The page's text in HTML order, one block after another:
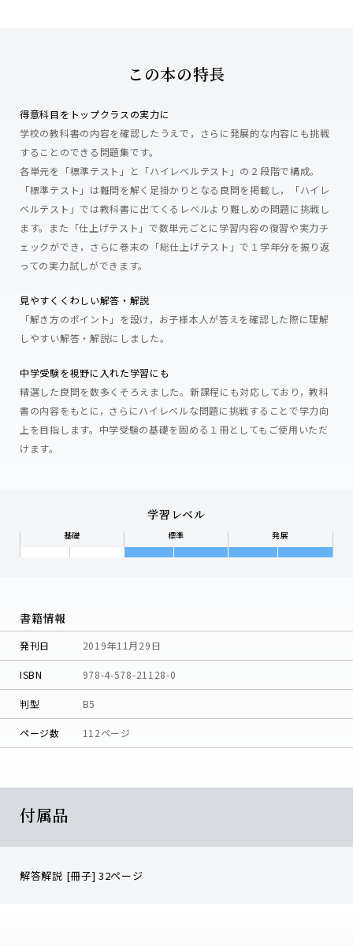
この本の特長
得意科目をトップクラスの実力に
学校の教科書の内容を確認したうえで，さらに発展的な内容にも挑戦
することのできる問題集です。
各単元を「標準テスト」と「ハイレベルテスト」の２段階で構成。
「標準テスト」は難問を解く足掛かりとなる良問を掲載し，「ハイレ
ベルテスト」では教科書に出てくるレベルより難しめの問題に挑戦し
ます。また「仕上げテスト」で数単元ごとに学習内容の復習や実力チ
ェックができ，さらに巻末の「総仕上げテスト」で１学年分を振り返
っての実力試しができます。
見やすくくわしい解答・解説
「解き方のポイント」を設け，お子様本人が答えを確認した際に理解
しやすい解答・解説にしました。
中学受験を視野に入れた学習にも
精選した良問を数多くそろえました。新課程にも対応しており，教科
書の内容をもとに，さらにハイレベルな問題に挑戦することで学力向
上を目指します。中学受験の基礎を固める１冊としてもご使用いただ
けます。
学習レベル
基礎 標準 発展
書籍情報
発刊日 2019年11月29日
ISBN 978-4-578-21128-0
判型 B5
ページ数 112ページ
付属品
解答解説 [冊子] 32ページ